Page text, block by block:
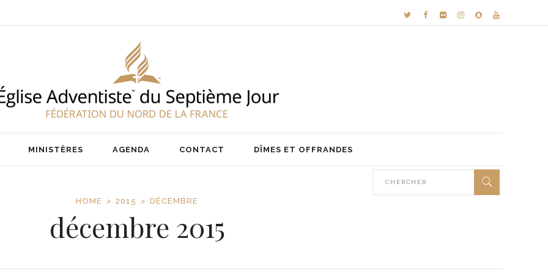
NOTRE ÉQUIPE
MINISTÈRES AGENDA CONTACT DÎMES ET OFFRANDES
NOTRE ÉQUIPE
HOME 2015 DÉCEMBRE
décembre 2015